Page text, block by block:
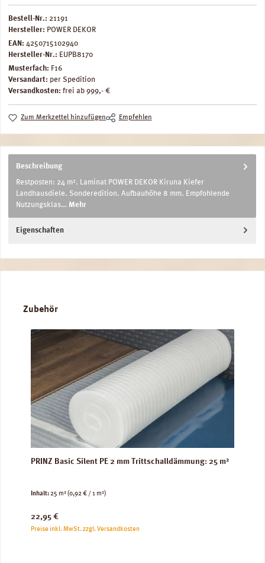
Bestell-Nr.: 21191
Hersteller: POWER DEKOR
EAN: 4250715102940
Hersteller-Nr.: EUPB8170
Musterfach: F16
Versandart: per Spedition
Versandkosten: frei ab 999,- €
Zum Merkzettel hinzufügen Empfehlen
Beschreibung
Restposten: 24 m². Laminat POWER DEKOR Kiruna Kiefer
Landhausdiele. Sonderedition. Aufbauhöhe 8 mm. Empfohlende
Nutzungsklas… Mehr
Eigenschaften
Produktgalerie überspringen
Zubehör
PRINZ Basic Silent PE 2 mm Trittschalldämmung: 25 m²
Inhalt:25 m²(0,92 € / 1 m²)
Regulärer Preis:
22,95 €
Preise inkl. MwSt. zzgl. Versandkosten